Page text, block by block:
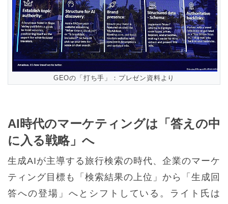
GEOの「打ち手」：プレゼン資料より
AI時代のマーケティングは「答えの中
に入る戦略」へ
生成AIが主導する旅行検索の時代、企業のマーケ
ティング目標も「検索結果の上位」から「生成回
答への登場」へとシフトしている。ライト氏は